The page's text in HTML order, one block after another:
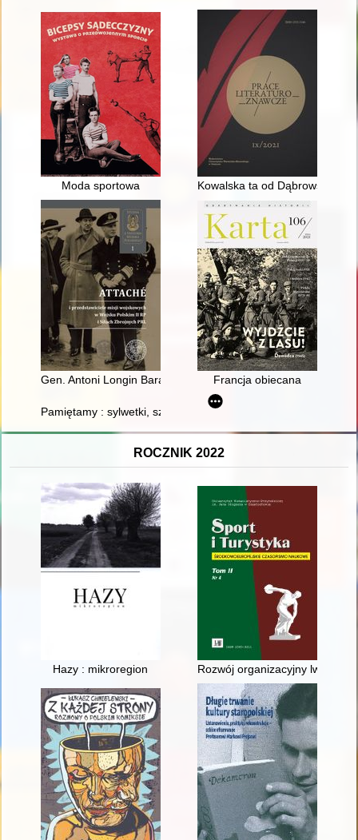
Moda sportowa Kowalska ta od Dąbrowskiej -
Gen. Antoni Longin Baranowski (1854-1922) i Polska Misja
Francja obiecana
Pamiętamy : sylwetki, szkice biograficzne. 2
ROCZNIK 2022
Hazy : mikroregion Rozwój organizacyjny